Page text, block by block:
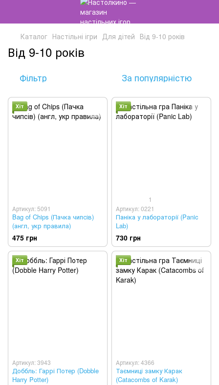
Каталог Настільні ігри Для дітей Від 9-10 років
Від 9-10 років
Фільтр За популярністю
Хіт
Артикул: 5091
Bag of Chips (Пачка чипсів)
(англ, укр правила)
475 грн
Хіт
1
Артикул: 0221
Паніка у лабораторії (Panic
Lab)
730 грн
Хіт
Артикул: 3943
Доббль: Гаррі Потер (Dobble
Harry Potter)
Хіт
Артикул: 4366
Таємниці замку Карак
(Catacombs of Karak)